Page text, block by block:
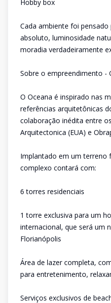
Hobby box
Cada ambiente foi
absoluto, luminosidade
moradia verdadeiramente
Sobre o empreendimento -
O Oceana é inspirado nas
referências arquitetônicas
colaboração inédita entre
Arquitectonica (EUA) e
Implantado em um terreno
complexo contará com:
6 torres residenciais
1 torre exclusiva para um
internacional, que será um
Florianópolis
Área de lazer completa,
para entretenimento,
Serviços exclusivos de